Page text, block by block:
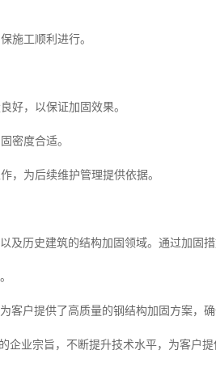
施工顺利进行。
好，以保证加固效果。
密度合适。
，为后续维护管理提供依据。
及历史建筑的结构加固领域。通过加固
客户提供了高质量的钢结构加固方案，
企业宗旨，不断提升技术水平，为客户